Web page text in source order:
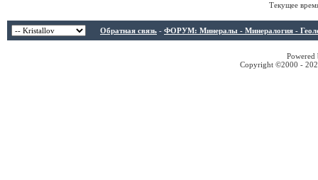
Текущее
Обратная связь - ФОРУМ: Минералы - Минералогия -
Copyright ©2000 -